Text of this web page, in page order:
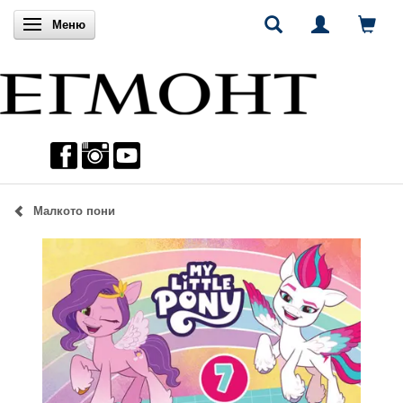
Включи навигацията
Меню
Малкото пони